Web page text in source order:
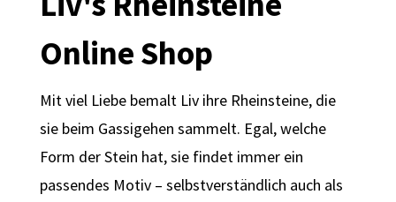
Online Shop
Mit viel Liebe bemalt Liv ihre Rheinsteine, die
sie beim Gassigehen sammelt. Egal, welche
Form der Stein hat, sie findet immer ein
passendes Motiv – selbstverständlich auch als